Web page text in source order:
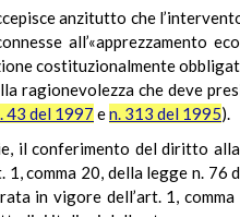
anzitutto che
all’«apprezzamento
costituzionalmente
ragionevolezza che deve
43 del 1997 en. 313 del 1995).
il conferimento del diritto
comma 20, della legge n.
in vigore dell’art. 1,